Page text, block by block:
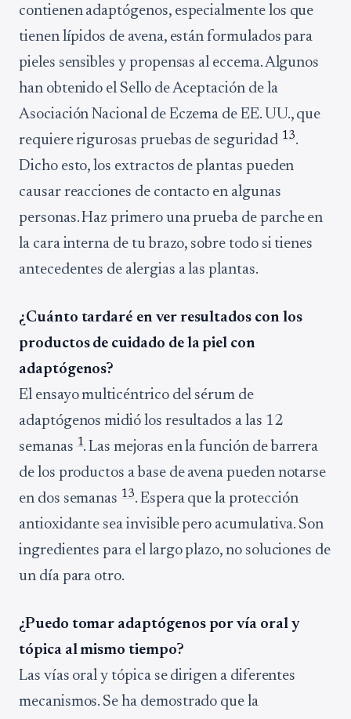
contienen adaptógenos, especialmente los que
tienen lípidos de avena, están formulados para
pieles sensibles y propensas al eccema. Algunos
han obtenido el Sello de Aceptación de la
Asociación Nacional de Eczema de EE. UU., que
requiere rigurosas pruebas de seguridad 13.
Dicho esto, los extractos de plantas pueden
causar reacciones de contacto en algunas
personas. Haz primero una prueba de parche en
la cara interna de tu brazo, sobre todo si tienes
antecedentes de alergias a las plantas.
¿Cuánto tardaré en ver resultados con los
productos de cuidado de la piel con
adaptógenos?
El ensayo multicéntrico del sérum de
adaptógenos midió los resultados a las 12
semanas 1. Las mejoras en la función de barrera
de los productos a base de avena pueden notarse
en dos semanas13. Espera que la protección
antioxidante sea invisible pero acumulativa. Son
ingredientes para el largo plazo, no soluciones de
un día para otro.
¿Puedo tomar adaptógenos por vía oral y
tópica al mismo tiempo?
Las vías oral y tópica se dirigen a diferentes
mecanismos. Se ha demostrado que la